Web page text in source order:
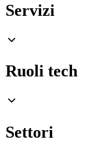
Servizi
Ruoli tech
Settori